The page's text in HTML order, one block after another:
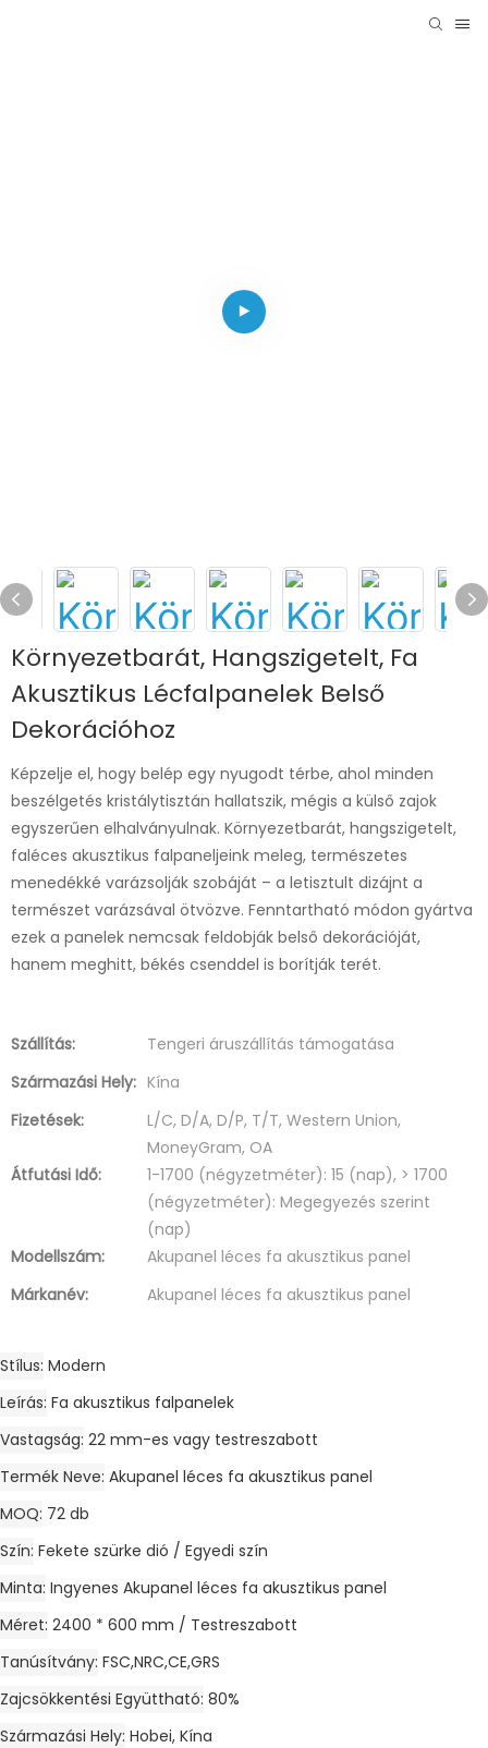
Környezetbarát, Hangszigetelt, Fa
Akusztikus Lécfalpanelek Belső
Dekorációhoz
Képzelje el, hogy belép egy nyugodt térbe, ahol minden
beszélgetés kristálytisztán hallatszik, mégis a külső zajok
egyszerűen elhalványulnak. Környezetbarát, hangszigetelt,
faléces akusztikus falpaneljeink meleg, természetes
menedékké varázsolják szobáját – a letisztult dizájnt a
természet varázsával ötvözve. Fenntartható módon gyártva
ezek a panelek nemcsak feldobják belső dekorációját,
hanem meghitt, békés csenddel is borítják terét.
Szállítás:
Tengeri áruszállítás támogatása
Származási Hely: Kína
Fizetések:
L/C, D/A, D/P, T/T, Western Union,
MoneyGram, OA
Átfutási Idő:
1-1700 (négyzetméter): 15 (nap), > 1700
(négyzetméter): Megegyezés szerint
(nap)
Modellszám:
Akupanel léces fa akusztikus panel
Márkanév:
Akupanel léces fa akusztikus panel
Stílus Modern
Leírás Fa akusztikus falpanelek
Vastagság 22 mm-es vagy testreszabott
Termék Neve Akupanel léces fa akusztikus panel
MOQ 72 db
Szín Fekete szürke dió / Egyedi szín
Minta Ingyenes Akupanel léces fa akusztikus panel
Méret 2400 * 600 mm / Testreszabott
Tanúsítvány FSC,NRC,CE,GRS
Zajcsökkentési Együttható 80%
Származási Hely Hobei, Kína